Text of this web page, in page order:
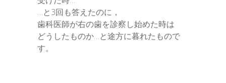
…と3回も答えたのに，
歯科医師が右の歯を診察し始めた時は
どうしたものか…と途方に暮れたもので
す。